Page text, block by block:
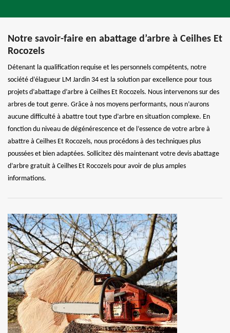
Notre savoir-faire en abattage d’arbre à Ceilhes Et
Rocozels
Détenant la qualification requise et les personnels compétents, notre
société d’élagueur LM Jardin 34 est la solution par excellence pour tous
projets d’abattage d’arbre à Ceilhes Et Rocozels. Nous intervenons sur des
arbres de tout genre. Grâce à nos moyens performants, nous n’aurons
aucune difficulté à abattre tout type d’arbre en situation complexe. En
fonction du niveau de dégénérescence et de l’essence de votre arbre à
abattre à Ceilhes Et Rocozels, nous procédons à des techniques plus
poussées et bien adaptées. Sollicitez dès maintenant votre devis abattage
d’arbre gratuit à Ceilhes Et Rocozels pour avoir de plus amples
informations.